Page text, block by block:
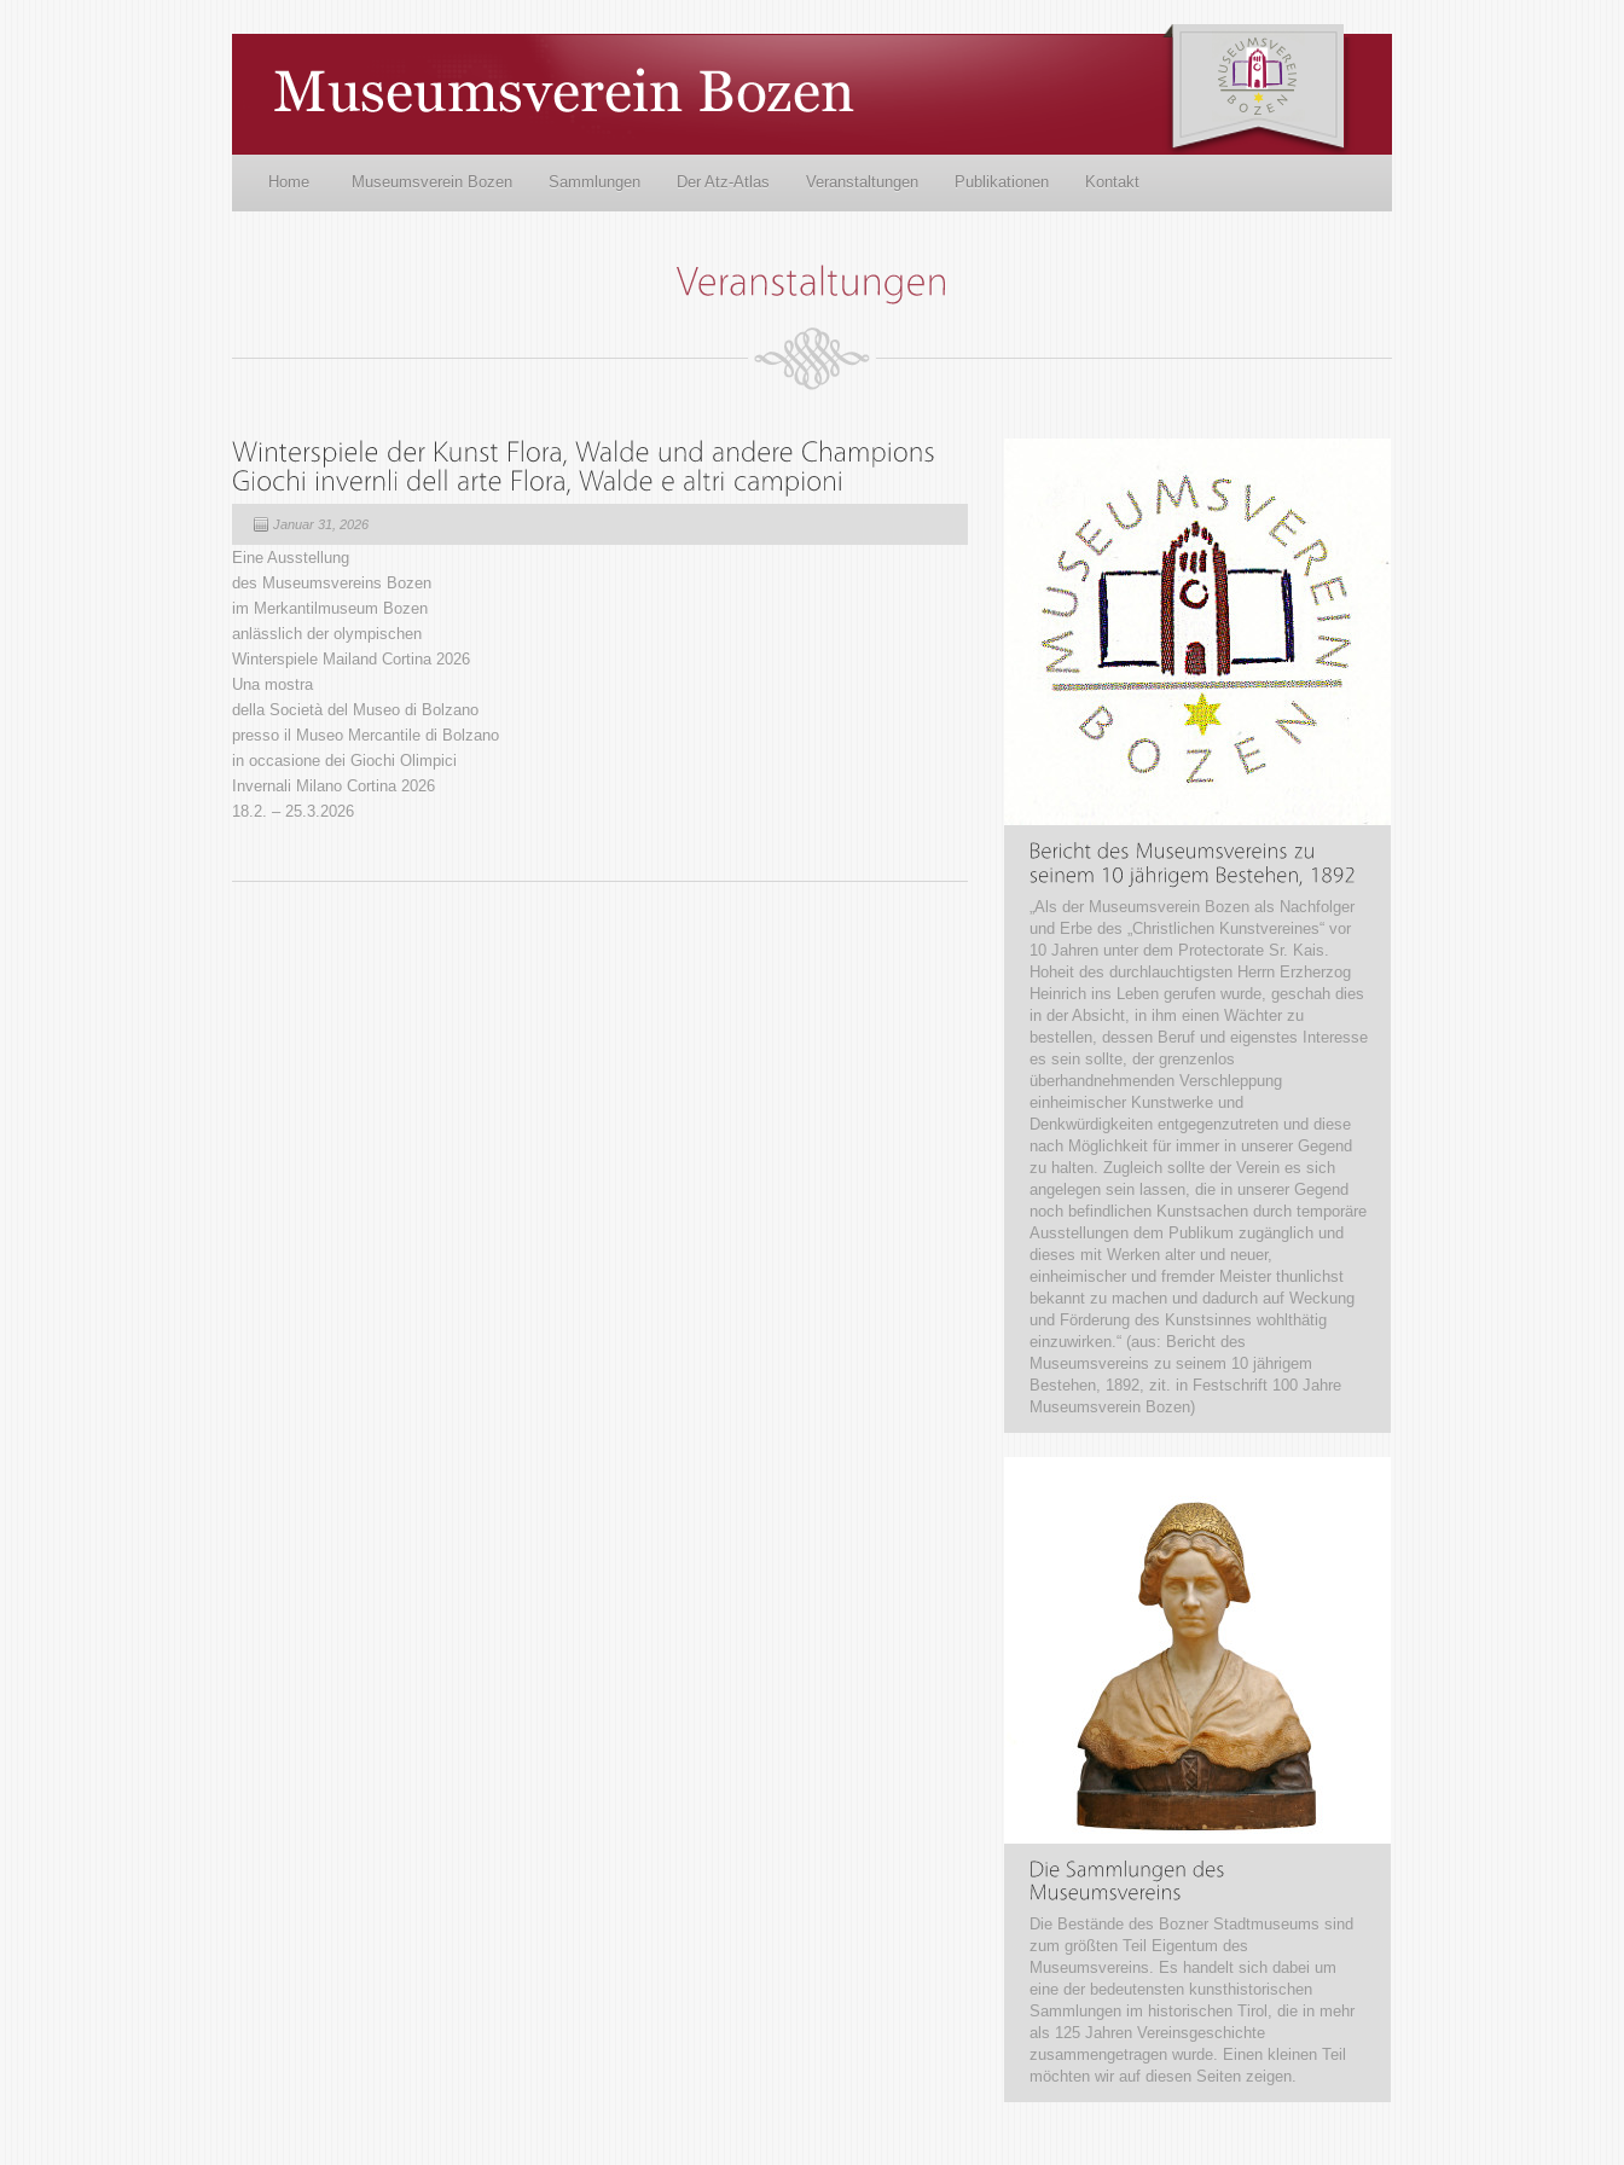
Home Museumsverein Bozen Sammlungen Der Atz-Atlas Veranstaltungen Publikationen Kontakt
Januar 31, 2026
Eine Ausstellung
des Museumsvereins Bozen
im Merkantilmuseum Bozen
anlässlich der olympischen
Winterspiele Mailand Cortina 2026
Una mostra
della Società del Museo di Bolzano
presso il Museo Mercantile di Bolzano
in occasione dei Giochi Olimpici
Invernali Milano Cortina 2026
18.2. – 25.3.2026
„Als der Museumsverein Bozen als Nachfolger
und Erbe des „Christlichen Kunstvereines“ vor
10 Jahren unter dem Protectorate Sr. Kais.
Hoheit des durchlauchtigsten Herrn Erzherzog
Heinrich ins Leben gerufen wurde, geschah dies
in der Absicht, in ihm einen Wächter zu
bestellen, dessen Beruf und eigenstes Interesse
es sein sollte, der grenzenlos
überhandnehmenden Verschleppung
einheimischer Kunstwerke und
Denkwürdigkeiten entgegenzutreten und diese
nach Möglichkeit für immer in unserer Gegend
zu halten. Zugleich sollte der Verein es sich
angelegen sein lassen, die in unserer Gegend
noch befindlichen Kunstsachen durch temporäre
Ausstellungen dem Publikum zugänglich und
dieses mit Werken alter und neuer,
einheimischer und fremder Meister thunlichst
bekannt zu machen und dadurch auf Weckung
und Förderung des Kunstsinnes wohlthätig
einzuwirken.“ (aus: Bericht des
Museumsvereins zu seinem 10 jährigem
Bestehen, 1892, zit. in Festschrift 100 Jahre
Museumsverein Bozen)
Die Bestände des Bozner Stadtmuseums sind
zum größten Teil Eigentum des
Museumsvereins. Es handelt sich dabei um
eine der bedeutensten kunsthistorischen
Sammlungen im historischen Tirol, die in mehr
als 125 Jahren Vereinsgeschichte
zusammengetragen wurde. Einen kleinen Teil
möchten wir auf diesen Seiten zeigen.